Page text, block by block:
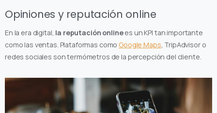
Opiniones y reputación online
En la era digital, la reputación onlinees un KPI tan importante
como las ventas. Plataformas comoGoogle Maps, TripAdvisor o
redes sociales son termómetros de la percepción del cliente.